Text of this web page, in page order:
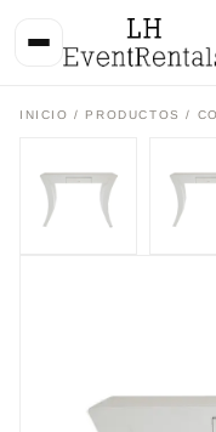
INICIO / PRODUCTOS/